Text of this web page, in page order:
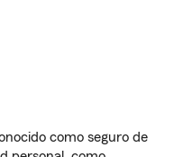
como seguro de